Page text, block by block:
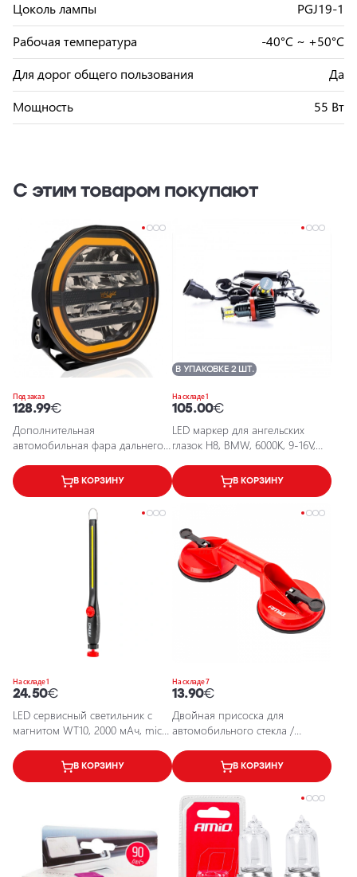
Цоколь лампы
PGJ19-1
Рабочая температура
-40°С ~ +50°С
Для дорог общего пользования
Да
Мощность
55 Вт
С этим товаром покупают
Под заказ
128.99€
Дополнительная
автомобильная фара дальнего
IP67, Fury 7"В КОРЗИНУ
На складе 1
В УПАКОВКЕ 2 ШТ.
105.00€
LED маркер для ангельских
глазок H8, BMW, 6000K, 9-16V,
В КОРЗИНУ
На складе 1
24.50€
LED сервисный светильник с
магнитом WT10, 2000 мАч, micro
В КОРЗИНУ
На складе 7
13.90€
Двойная присоска для
автомобильного стекла /
5903293029022 / 25-6901
В КОРЗИНУ